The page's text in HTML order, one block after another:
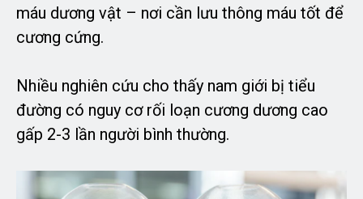
máu dương vật – nơi cần lưu thông máu tốt để
cương cứng.
Nhiều nghiên cứu cho thấy nam giới bị tiểu
đường có nguy cơ rối loạn cương dương cao
gấp 2-3 lần người bình thường.